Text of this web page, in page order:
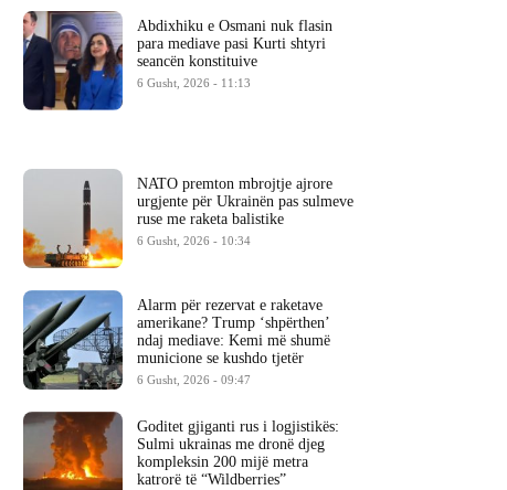
Abdixhiku e Osmani nuk flasin
para mediave pasi Kurti shtyri
seancën konstituive
6 Gusht, 2026 - 11:13
NATO premton mbrojtje ajrore
urgjente për Ukrainën pas sulmeve
ruse me raketa balistike
6 Gusht, 2026 - 10:34
Alarm për rezervat e raketave
amerikane? Trump ‘shpërthen’
ndaj mediave: Kemi më shumë
municione se kushdo tjetër
6 Gusht, 2026 - 09:47
Goditet gjiganti rus i logjistikës:
Sulmi ukrainas me dronë djeg
kompleksin 200 mijë metra
katrorë të “Wildberries”